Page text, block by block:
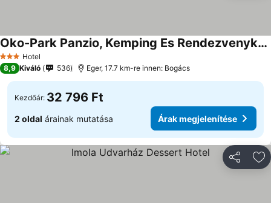
3 Kategória
Hotel
Oko-Park Panzio, Kemping Es Rendezvenykozpont
8,9 Kiváló 536 Eger, 17.7 km-re innen: Bogács
Kezdőár: 32 796 Ft
2 oldal árainak mutatása Árak megjelenítése